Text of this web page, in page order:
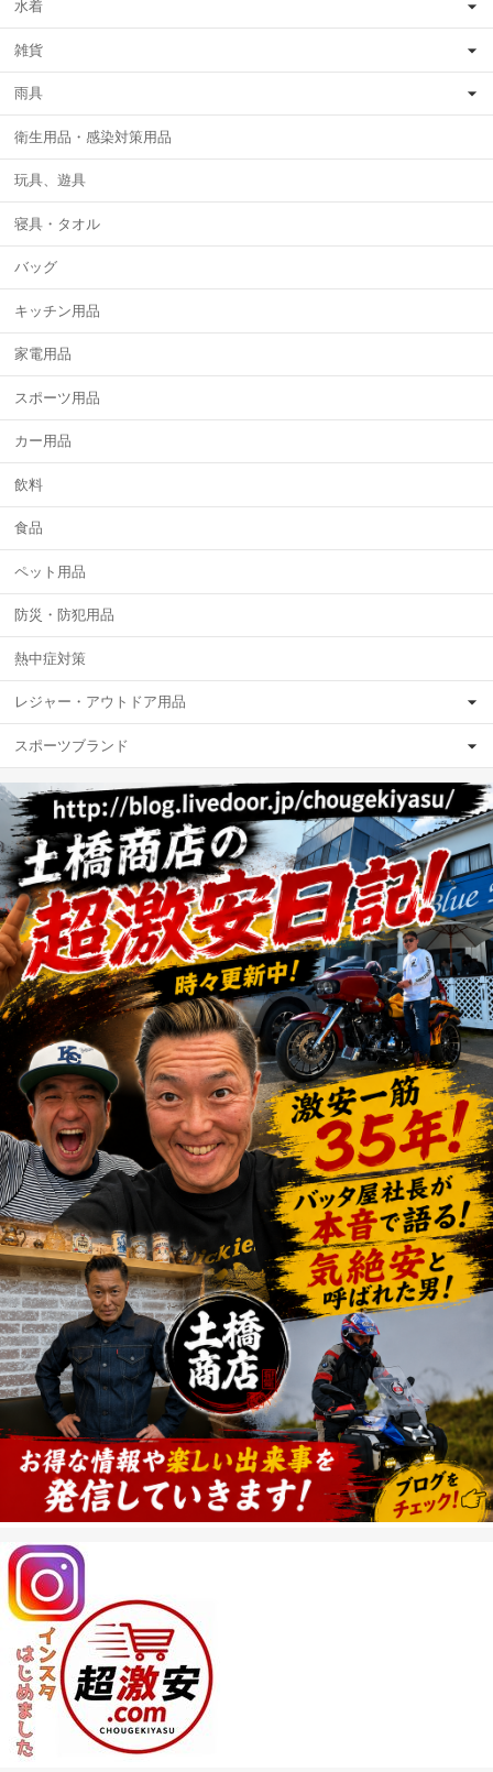
水着
雑貨
雨具
衛生用品・感染対策用品
玩具、遊具
寝具・タオル
バッグ
キッチン用品
家電用品
スポーツ用品
カー用品
飲料
食品
ペット用品
防災・防犯用品
熱中症対策
レジャー・アウトドア用品
スポーツブランド